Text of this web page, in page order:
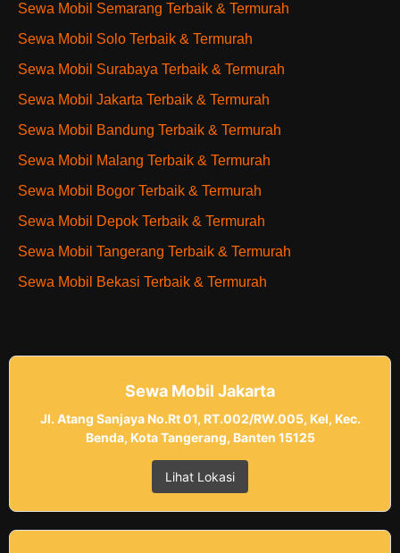
Sewa Mobil Semarang Terbaik & Termurah
Sewa Mobil Solo Terbaik & Termurah
Sewa Mobil Surabaya Terbaik & Termurah
Sewa Mobil Jakarta Terbaik & Termurah
Sewa Mobil Bandung Terbaik & Termurah
Sewa Mobil Malang Terbaik & Termurah
Sewa Mobil Bogor Terbaik & Termurah
Sewa Mobil Depok Terbaik & Termurah
Sewa Mobil Tangerang Terbaik & Termurah
Sewa Mobil Bekasi Terbaik & Termurah
Sewa Mobil Jakarta
Jl. Atang Sanjaya No.Rt 01, RT.002/RW.005, Kel, Kec.
Benda, Kota Tangerang, Banten 15125
Lihat Lokasi